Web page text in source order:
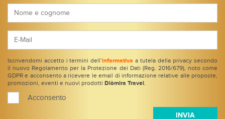
Iscrivendomi accetto i termini dell’ informativa a tutela della privacy secondo
il nuovo Regolamento per la Protezione dei Dati (Reg. 2016/679), noto come
GDPR e acconsento a ricevere le email di informazione relative alle proposte,
promozioni, eventi e nuovi prodotti Diòmira Travel .
Acconsento